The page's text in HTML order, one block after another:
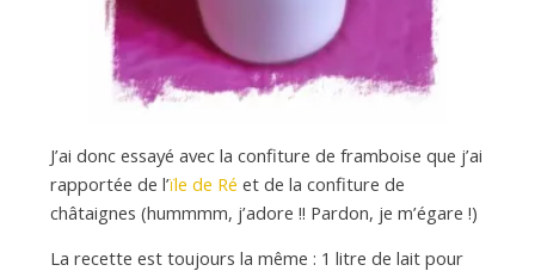
J’ai donc essayé avec la confiture de framboise que j’ai
rapportée de l’ïle de Ré et de la confiture de
châtaignes (hummmm, j’adore !! Pardon, je m’égare !)
La recette est toujours la même : 1 litre de lait pour